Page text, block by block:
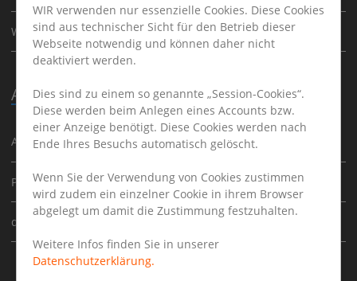
Werkstudent
Ausbildung
Ausbildung
Praktikum
duales Studium
WIR verwenden nur essenzielle Cookies. Diese Cookies
sind aus technischer Sicht für den Betrieb dieser
Webseite notwendig und können daher nicht
deaktiviert werden.
Dies sind zu einem so genannte „Session-Cookies“.
Diese werden beim Anlegen eines Accounts bzw.
einer Anzeige benötigt. Diese Cookies werden nach
Ende Ihres Besuchs automatisch gelöscht.
Wenn Sie der Verwendung von Cookies zustimmen
wird zudem ein einzelner Cookie in ihrem Browser
abgelegt um damit die Zustimmung festzuhalten.
Weitere Infos finden Sie in unserer
Datenschutzerklärung.